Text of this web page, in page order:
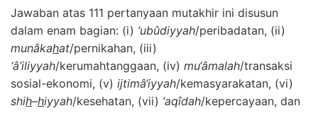
Jawaban atas 111 pertanyaan mutakhir ini disusun
dalam enam bagian: (i) ‘ubûdiyyah/peribadatan, (ii)
munâkahat/pernikahan, (iii)
‘â’iliyyah/kerumahtanggaan, (iv) mu‘âmalah/transaksi
sosial-ekonomi, (v) ijtimâ‘iyyah/kemasyarakatan, (vi)
shih–hiyyah/kesehatan, (vii) ‘aqîdah/kepercayaan, dan